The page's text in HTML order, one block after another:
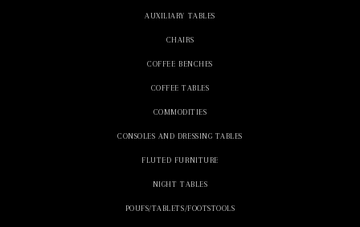
AUXILIARY TABLES
CHAIRS
COFFEE BENCHES
COFFEE TABLES
COMMODITIES
CONSOLES AND DRESSING TABLES
FLUTED FURNITURE
NIGHT TABLES
POUFS/TABLETS/FOOTSTOOLS